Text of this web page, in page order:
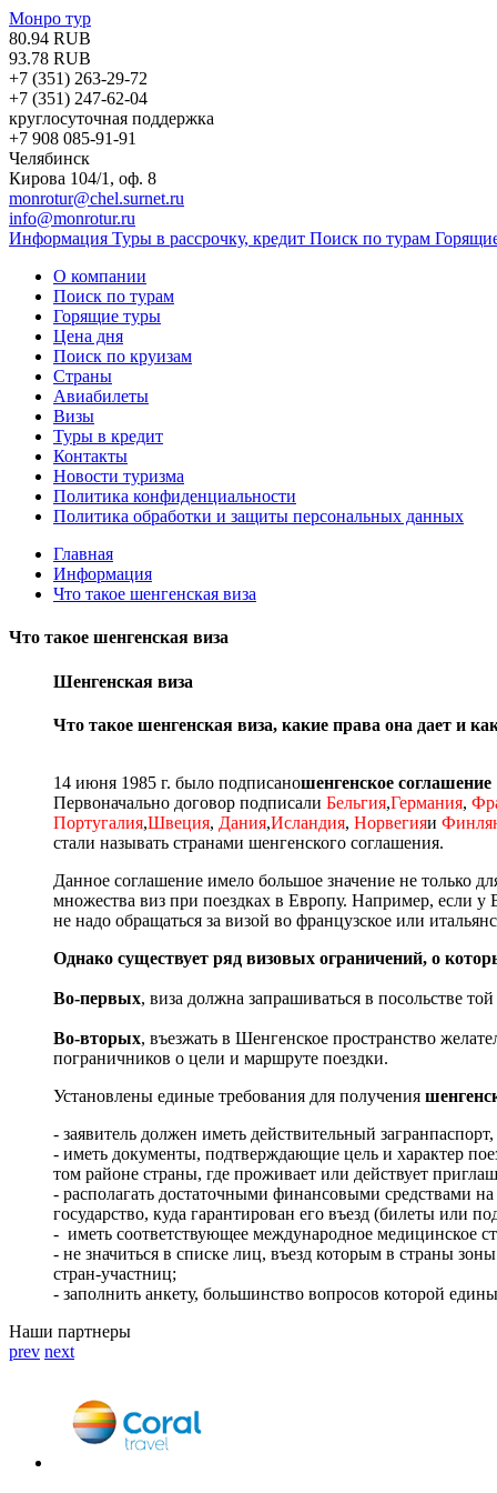
Монро тур
80.94 RUB
93.78 RUB
+7 (351) 263-29-72
+7 (351) 247-62-04
круглосуточная поддержка
+7 908 085-91-91
Челябинск
Кирова 104/1, оф. 8
monrotur@chel.surnet.ru
info@monrotur.ru
Информация Туры в рассрочку, кредит Поиск по турам
О компании
Поиск по турам
Горящие туры
Цена дня
Поиск по круизам
Страны
Авиабилеты
Визы
Туры в кредит
Контакты
Новости туризма
Политика конфиденциальности
Политика обработки и защиты персональных данных
Главная
Информация
Что такое шенгенская виза
Что такое шенгенская виза
Шенгенская виза
Что такое шенгенская виза, какие права она дает и
14 июня 1985 г. было подписаношенгенское соглашение
Первоначально договор подписали Бельгия,Германия,
Португалия,Швеция, Дания,Исландия, Норвегияи
стали называть странами шенгенского соглашения.
Данное соглашение имело большое значение не только
множества виз при поездках в Европу. Например, если
не надо обращаться за визой во французское или
Однако существует ряд визовых ограничений, о
Во-первых, виза должна запрашиваться в посольстве
Во-вторых, въезжать в Шенгенское пространство
пограничников о цели и маршруте поездки.
Установлены единые требования для получения
- заявитель должен иметь действительный
- иметь документы, подтверждающие цель и характер
том районе страны, где проживает или действует
- располагать достаточными финансовыми средствами
государство, куда гарантирован его въезд (билеты или
- иметь соответствующее международное медицинское
- не значиться в списке лиц, въезд которым в страны
стран-участниц;
- заполнить анкету, большинство вопросов которой
Наши партнеры
prev next